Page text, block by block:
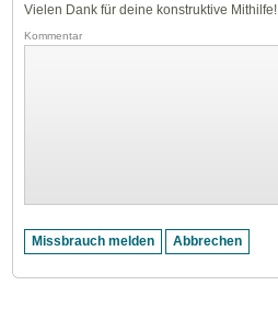
Vielen Dank für deine konstruktive Mithilfe!
Kommentar